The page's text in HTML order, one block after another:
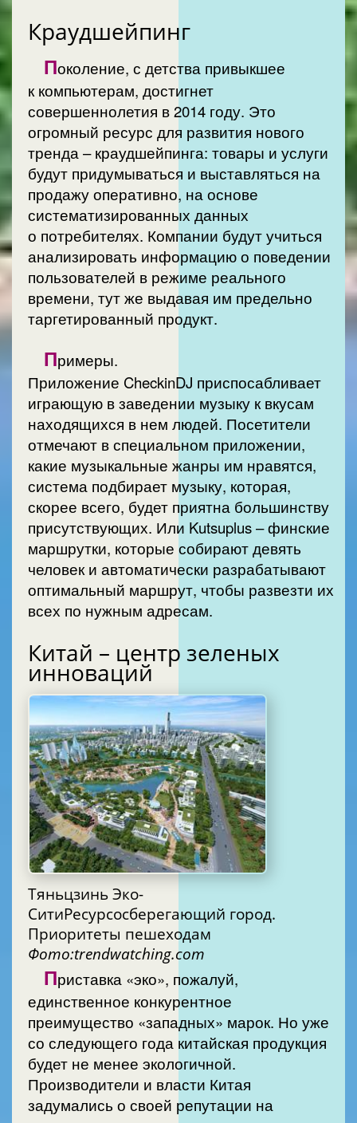
Краудшейпинг
Поколение, с детства привыкшее
к компьютерам, достигнет
совершеннолетия в 2014 году. Это
огромный ресурс для развития нового
тренда – краудшейпинга: товары и услуги
будут придумываться и выставляться на
продажу оперативно, на основе
систематизированных данных
о потребителях. Компании будут учиться
анализировать информацию о поведении
пользователей в режиме реального
времени, тут же выдавая им предельно
таргетированный продукт.
Примеры.
Приложение CheckinDJ приспосабливает
играющую в заведении музыку к вкусам
находящихся в нем людей. Посетители
отмечают в специальном приложении,
какие музыкальные жанры им нравятся,
система подбирает музыку, которая,
скорее всего, будет приятна большинству
присутствующих. Или Kutsuplus – финские
маршрутки, которые собирают девять
человек и автоматически разрабатывают
оптимальный маршрут, чтобы развезти их
всех по нужным адресам.
Китай – центр зеленых
инноваций
Тяньцзинь Эко-
СитиРесурсосберегающий город.
Приоритеты пешеходам
Фото:trendwatching.com
Приставка «эко», пожалуй,
единственное конкурентное
преимущество «западных» марок. Но уже
со следующего года китайская продукция
будет не менее экологичной.
Производители и власти Китая
задумались о своей репутации на